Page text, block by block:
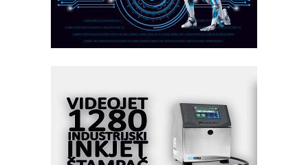
obradu!
Razvoj asortimanskog pravca MINI-
PLC AKYTEC
MOTOMAN – NEXT-Robotika vođena
veštačkom inteligencijom
I.SAFE MOBILE revolucioniše
industrijsku automatizaciju
pionirskimmobile operator PANEL-OM